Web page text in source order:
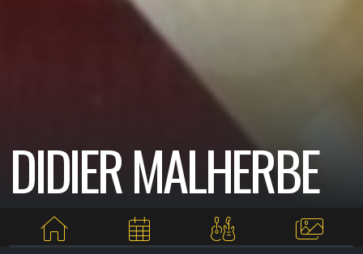
DIDIER MALHERBE